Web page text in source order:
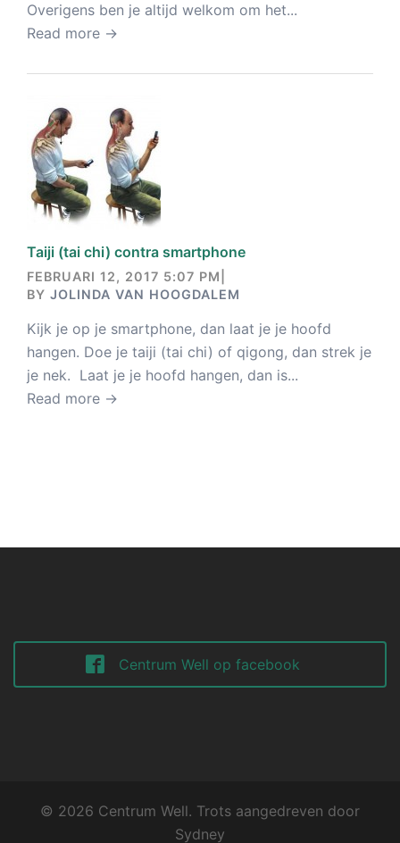
Overigens ben je altijd welkom om het...
Read more →
Taiji (tai chi) contra smartphone
FEBRUARI 12, 2017 5:07 PM
BY JOLINDA VAN HOOGDALEM
Kijk je op je smartphone, dan laat je je hoofd
hangen. Doe je taiji (tai chi) of qigong, dan strek je
je nek. Laat je je hoofd hangen, dan is...
Read more →
Centrum Well op facebook
© 2026 Centrum Well. Trots aangedreven door
Sydney